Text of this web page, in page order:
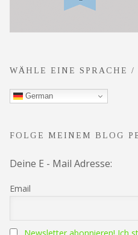
WÄHLE EINE SPRACHE /
German
FOLGE MEINEM BLOG
Deine E - Mail Adresse:
Email